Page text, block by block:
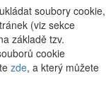
soubory cookie,
(viz sekce
základě tzv.
cookie
zde, a který můžete